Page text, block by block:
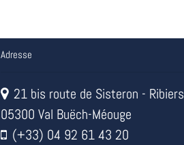
Adresse
21 bis route de Sisteron - Ribiers
05300 Val Buëch-Méouge
(+33) 04 92 61 43 20